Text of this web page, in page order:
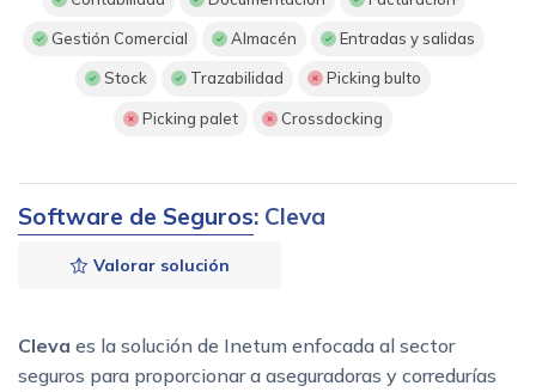
Gestión Comercial Almacén Entradas y salidas
Stock Trazabilidad Picking bulto
Picking palet Crossdocking
Software de Seguros: Cleva
Valorar solución
Cleva es la solución de Inetum enfocada al sector
seguros para proporcionar a aseguradoras y corredurías